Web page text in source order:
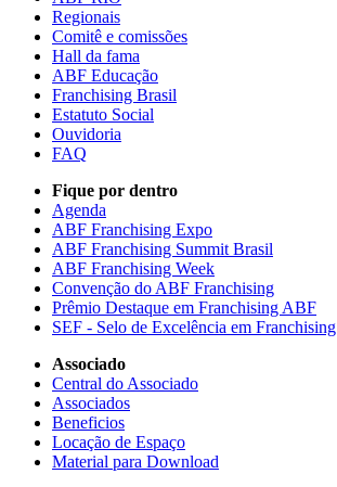
Regionais
Comitê e comissões
Hall da fama
ABF Educação
Franchising Brasil
Estatuto Social
Ouvidoria
FAQ
Fique por dentro
Agenda
ABF Franchising Expo
ABF Franchising Summit Brasil
ABF Franchising Week
Convenção do ABF Franchising
Prêmio Destaque em Franchising ABF
SEF - Selo de Excelência em Franchising
Associado
Central do Associado
Associados
Beneficios
Locação de Espaço
Material para Download